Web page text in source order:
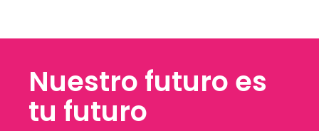
Nuestro futuro es
tu futuro